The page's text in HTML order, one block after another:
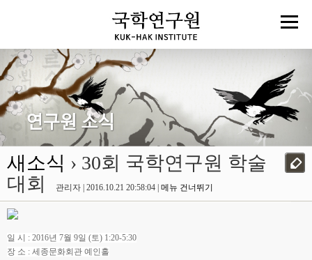
새소식 › 30회 국학연구원 학술
대회
관리자 | 2016.10.21 20:58:04 | 메뉴 건너뛰기
일 시 : 2016년 7월 9일 (토) 1:20-5:30
장 소 : 세종문화회관 예인홀